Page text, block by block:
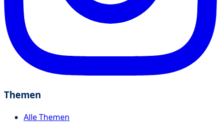
Themen
Alle Themen